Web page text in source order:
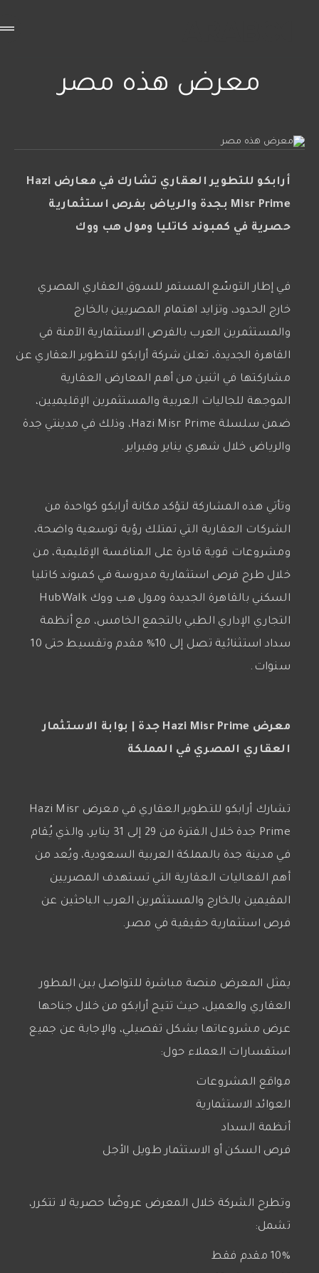
معرض هذه مصر
أرابكو للتطوير العقاري تشارك في معارض Hazi
Misr Prime بجدة والرياض بفرص استثمارية
حصرية في كمبوند كاتليا ومول هب ووك
في إطار التوسّع المستمر للسوق العقاري المصري
خارج الحدود، وتزايد اهتمام المصريين بالخارج
والمستثمرين العرب بالفرص الاستثمارية الآمنة في
القاهرة الجديدة، تعلن شركة أرابكو للتطوير العقاري عن
مشاركتها في اثنين من أهم المعارض العقارية
الموجهة للجاليات العربية والمستثمرين الإقليميين،
ضمن سلسلة Hazi Misr Prime، وذلك في مدينتي جدة
والرياض خلال شهري يناير وفبراير.
وتأتي هذه المشاركة لتؤكد مكانة أرابكو كواحدة من
الشركات العقارية التي تمتلك رؤية توسعية واضحة،
ومشروعات قوية قادرة على المنافسة الإقليمية، من
خلال طرح فرص استثمارية مدروسة في كمبوند كاتليا
السكني بالقاهرة الجديدة ومول هب ووك HubWalk
التجاري الإداري الطبي بالتجمع الخامس، مع أنظمة
سداد استثنائية تصل إلى 10% مقدم وتقسيط حتى 10
سنوات.
معرض Hazi Misr Prime جدة | بوابة الاستثمار
العقاري المصري في المملكة
تشارك أرابكو للتطوير العقاري في معرض Hazi Misr
Prime جدة خلال الفترة من 29 إلى 31 يناير، والذي يُقام
في مدينة جدة بالمملكة العربية السعودية، ويُعد من
أهم الفعاليات العقارية التي تستهدف المصريين
المقيمين بالخارج والمستثمرين العرب الباحثين عن
فرص استثمارية حقيقية في مصر.
يمثل المعرض منصة مباشرة للتواصل بين المطور
العقاري والعميل، حيث تتيح أرابكو من خلال جناحها
عرض مشروعاتها بشكل تفصيلي، والإجابة عن جميع
استفسارات العملاء حول:
مواقع المشروعات
العوائد الاستثمارية
أنظمة السداد
فرص السكن أو الاستثمار طويل الأجل
وتطرح الشركة خلال المعرض عروضًا حصرية لا تتكرر،
تشمل:
10% مقدم فقط